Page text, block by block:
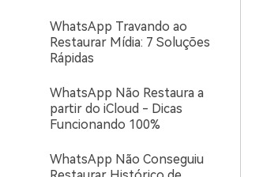
WhatsApp Travando ao
Restaurar Mídia: 7 Soluções
Rápidas
WhatsApp Não Restaura a
partir do iCloud - Dicas
Funcionando 100%
WhatsApp Não Conseguiu